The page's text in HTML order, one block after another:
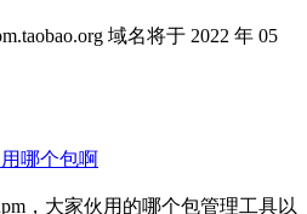
域名将于 2022 年 05
哪个包啊
，大家伙用的哪个包管理工具以